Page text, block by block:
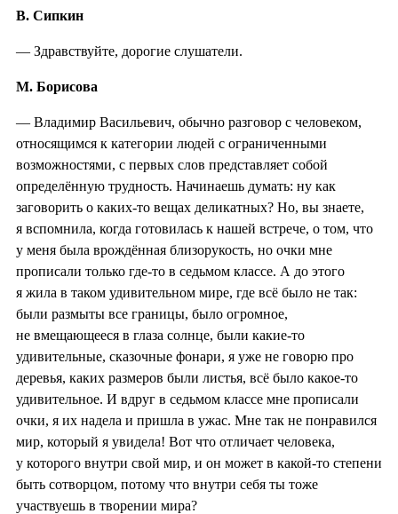
В. Сипкин
— Здравствуйте, дорогие слушатели.
М. Борисова
— Владимир Васильевич, обычно разговор с человеком,
относящимся к категории людей с ограниченными
возможностями, с первых слов представляет собой
определённую трудность. Начинаешь думать: ну как
заговорить о каких-то вещах деликатных? Но, вы знаете,
я вспомнила, когда готовилась к нашей встрече, о том, что
у меня была врождённая близорукость, но очки мне
прописали только где-то в седьмом классе. А до этого
я жила в таком удивительном мире, где всё было не так:
были размыты все границы, было огромное,
не вмещающееся в глаза солнце, были какие-то
удивительные, сказочные фонари, я уже не говорю про
деревья, каких размеров были листья, всё было какое-то
удивительное. И вдруг в седьмом классе мне прописали
очки, я их надела и пришла в ужас. Мне так не понравился
мир, который я увидела! Вот что отличает человека,
у которого внутри свой мир, и он может в какой-то степени
быть сотворцом, потому что внутри себя ты тоже
участвуешь в творении мира?